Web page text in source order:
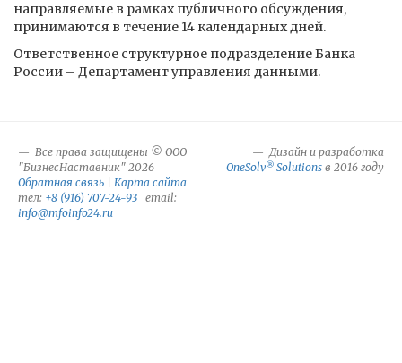
направляемые в рамках публичного обсуждения,
принимаются в течение 14 календарных дней.
Ответственное структурное подразделение Банка
России – Департамент управления данными.
Все права защищены © ООО
"БизнесНаставник" 2026
Обратная связь
Карта сайта
тел: +8 (916) 707-24-93 email:
info@mfoinfo24.ru
Дизайн и разработка
OneSolv® Solutions в 2016 году